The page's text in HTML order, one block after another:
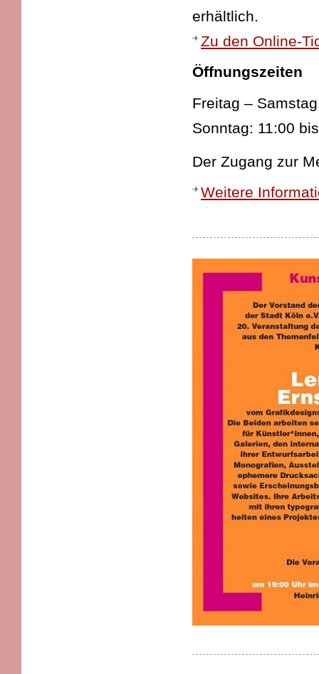
erhältlich.
Zu den Online-
Öffnungszeiten
Freitag –
Sonntag: 11:00
Der Zugang zur
Weitere